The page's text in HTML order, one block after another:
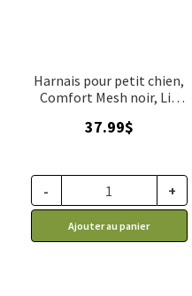
Harnais pour petit chien,
Comfort Mesh noir, Li'l
37.99$
- +
Ajouter au panier